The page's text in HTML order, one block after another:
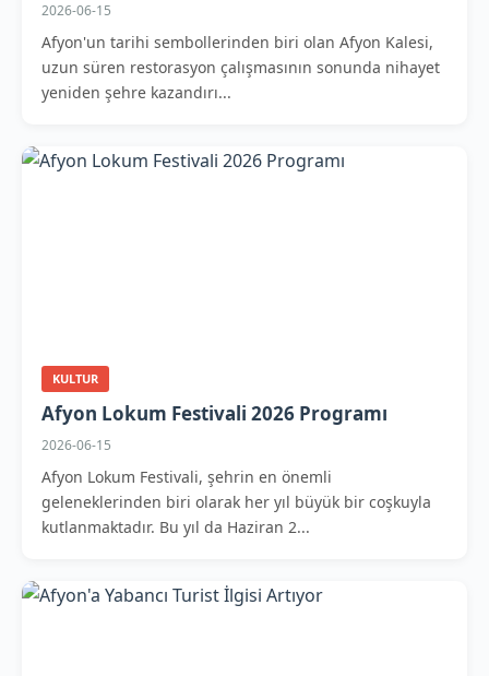
2026-06-15
Afyon'un tarihi sembollerinden biri olan Afyon Kalesi,
uzun süren restorasyon çalışmasının sonunda nihayet
yeniden şehre kazandırı...
KULTUR
Afyon Lokum Festivali 2026 Programı
2026-06-15
Afyon Lokum Festivali, şehrin en önemli
geleneklerinden biri olarak her yıl büyük bir coşkuyla
kutlanmaktadır. Bu yıl da Haziran 2...